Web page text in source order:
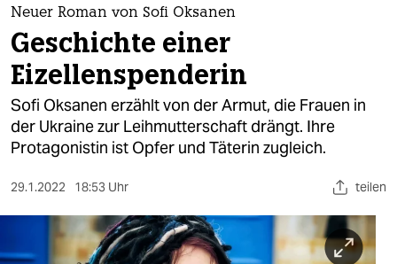
themen
politik
öko
gesellschaft
sport
berlin
Neuer Roman von Sofi Oksanen
Geschichte einer
Eizellenspenderin
Sofi Oksanen erzählt von der Armut, die Frauen in
der Ukraine zur Leihmutterschaft drängt. Ihre
Protagonistin ist Opfer und Täterin zugleich.
29.1.2022 18:53 Uhr teilen